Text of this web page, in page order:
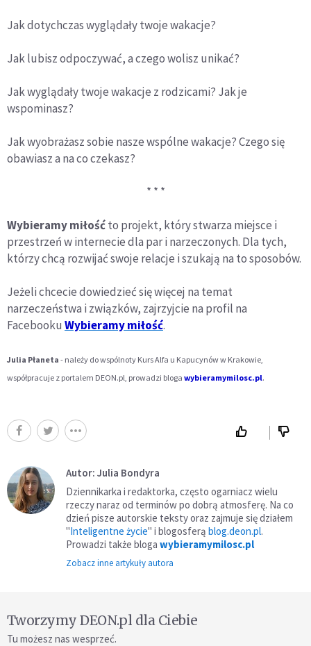
Jak dotychczas wyglądały twoje wakacje?
Jak lubisz odpoczywać, a czego wolisz unikać?
Jak wyglądały twoje wakacje z rodzicami? Jak je
wspominasz?
Jak wyobrażasz sobie nasze wspólne wakacje? Czego się
obawiasz a na co czekasz?
* * *
Wybieramy miłośćto projekt, który stwarza miejsce i
przestrzeń w internecie dla par i narzeczonych. Dla tych,
którzy chcą rozwijać swoje relacje i szukają na to sposobów.
Jeżeli chcecie dowiedzieć się więcej na temat
narzeczeństwa i związków, zajrzyjcie na profil na
Facebooku Wybieramy miłość.
Julia Płaneta - należy do wspólnoty Kurs Alfa u Kapucynów w Krakowie,
współpracuje z portalem DEON.pl, prowadzi bloga wybieramymilosc.pl.
Autor: Julia Bondyra
Dziennikarka i redaktorka, często ogarniacz wielu
rzeczy naraz od terminów po dobrą atmosferę. Na co
dzień pisze autorskie teksty oraz zajmuje się działem
"Inteligentne życie" i blogosferą blog.deon.pl.
Prowadzi także bloga wybieramymilosc.pl
Zobacz inne artykuły autora
Tworzymy DEON.pl dla Ciebie
Tu możesz nas wesprzeć.